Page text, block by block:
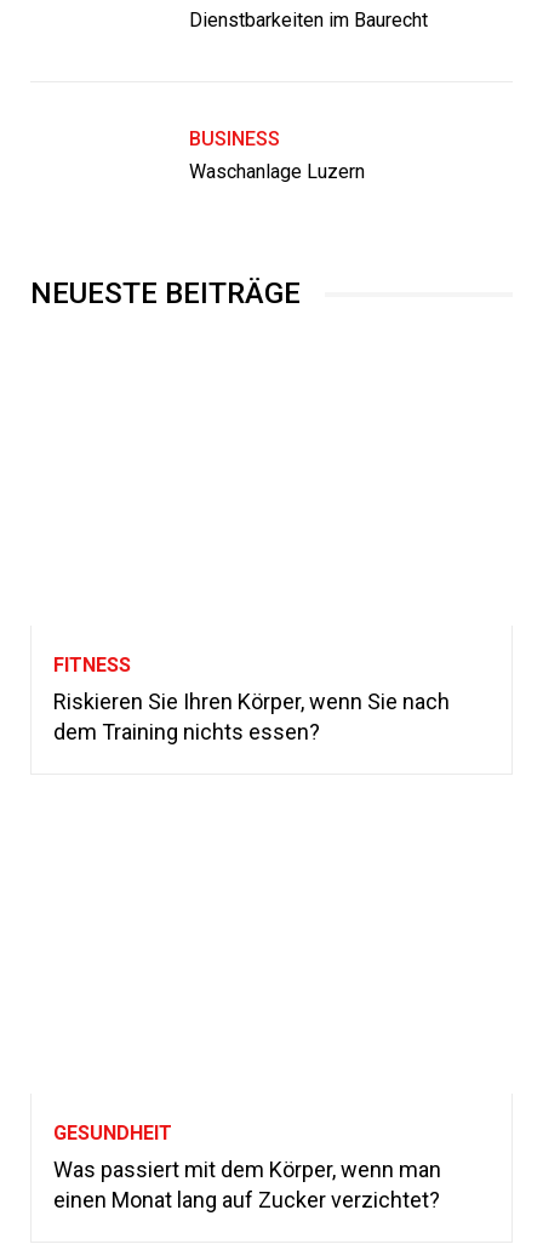
Dienstbarkeiten im Baurecht
BUSINESS
Waschanlage Luzern
NEUESTE BEITRÄGE
FITNESS
Riskieren Sie Ihren Körper, wenn Sie nach
dem Training nichts essen?
GESUNDHEIT
Was passiert mit dem Körper, wenn man
einen Monat lang auf Zucker verzichtet?